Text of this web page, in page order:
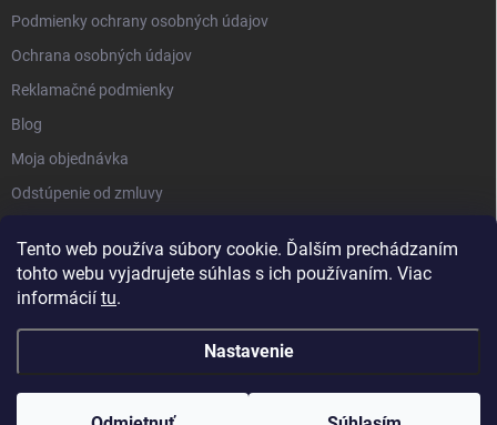
Tento web používa súbory cookie. Ďalším prechádzaním
tohto webu vyjadrujete súhlas s ich používaním. Viac
informácií tu.
Nastavenie
Podmienky ochrany osobných údajov
Ochrana osobných údajov
Reklamačné podmienky
Blog
Moja objednávka
Odstúpenie od zmluvy
Copyright 2026Kluckynadvere.sk. Všetky práva vyhradené.Upraviť